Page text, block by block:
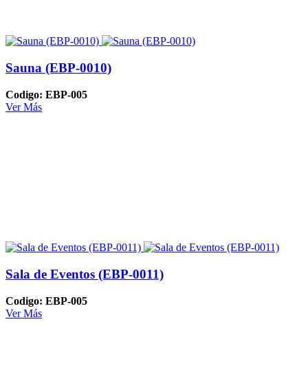
Sauna (EBP-0010)
Codigo: EBP-005
Ver Más
Sala de Eventos (EBP-0011)
Codigo: EBP-005
Ver Más